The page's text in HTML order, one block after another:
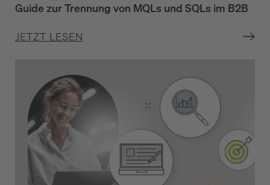
Guide zur Trennung von MQLs und SQLs im B2B
JETZT LESEN